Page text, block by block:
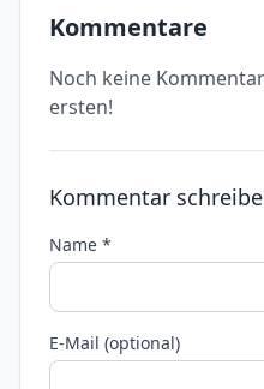
Kommentare
Noch keine
ersten!
Kommentar
Name *
E-Mail (optional)